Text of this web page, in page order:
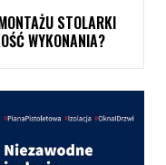
STOLARKI
WYKONANIA?